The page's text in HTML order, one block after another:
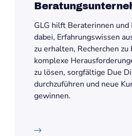
GLG hilft Beraterinnen und
dabei, Erfahrungswissen
zu erhalten, Recherchen zu
komplexe
zu lösen, sorgfältige Due
durchzuführen und neue
gewinnen.